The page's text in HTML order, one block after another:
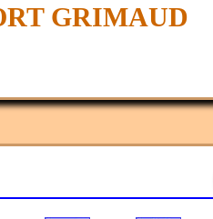
GRIMAUD